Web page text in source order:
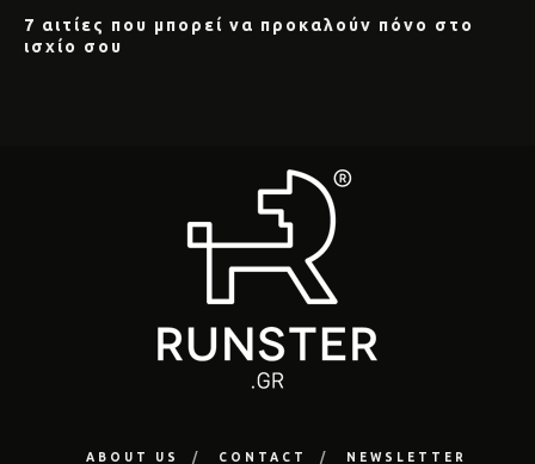
7 αιτίες που μπορεί να προκαλούν πόνο στο
ισχίο σου
ABOUT US CONTACT NEWSLETTER